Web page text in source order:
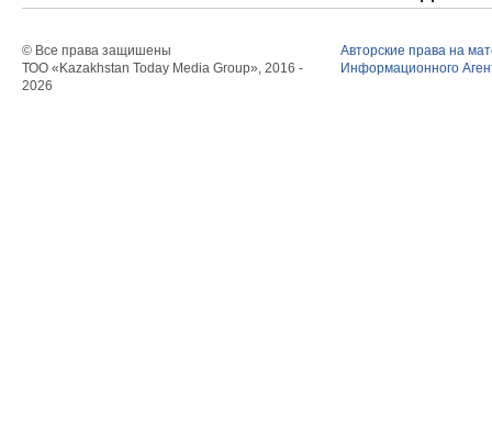
© Все права защишены
ТОО «Kazakhstan Today Media Group», 2016 -
2026
Авторские права на
Информационного